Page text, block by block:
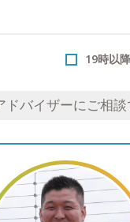
19時以
ドバイザーにご相